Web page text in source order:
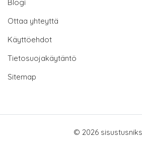
Blogi
Ottaa yhteyttä
Käyttöehdot
Tietosuojakäytäntö
Sitemap
© 2026